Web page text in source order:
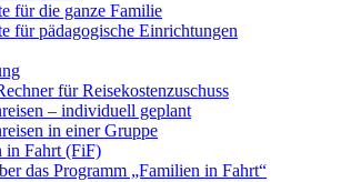
für die ganze Familie
für pädagogische Einrichtungen
für Reisekostenzuschuss
– individuell geplant
in einer Gruppe
in Fahrt (FiF)
das Programm „Familien in Fahrt“